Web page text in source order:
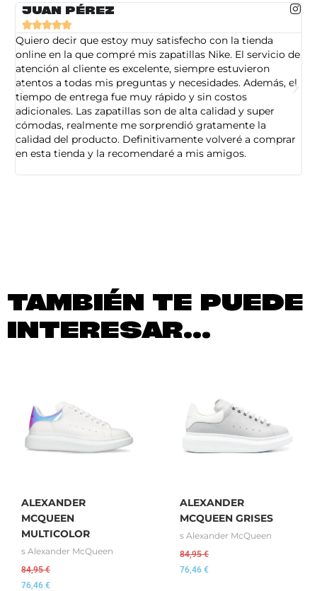
JUAN PÉREZ

Quiero decir que estoy muy satisfecho con la tienda
online en la que compré mis zapatillas Nike. El servicio de
atención al cliente es excelente, siempre estuvieron
atentos a todas mis preguntas y necesidades. Además, el
tiempo de entrega fue muy rápido y sin costos
adicionales. Las zapatillas son de alta calidad y super
cómodas, realmente me sorprendió gratamente la
calidad del producto. Definitivamente volveré a comprar
en esta tienda y la recomendaré a mis amigos.
TAMBIÉN TE PUEDE
INTERESAR...
ALEXANDER
MCQUEEN
MULTICOLOR
s Alexander McQueen
84,95€
76,46 €
ALEXANDER
MCQUEEN GRISES
s Alexander McQueen
84,95€
76,46 €